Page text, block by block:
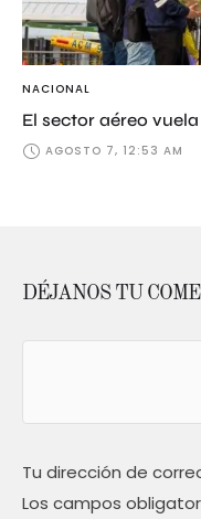
NACIONAL
El sector aéreo
AGOSTO 7, 12:53 AM
DÉJANOS TU
Tu dirección de
Los campos